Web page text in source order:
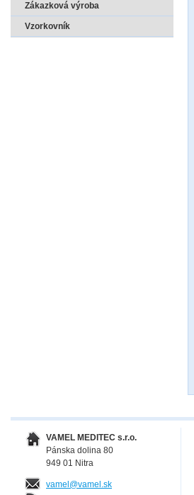
Zákazková výroba
Vzorkovník
VAMEL MEDITEC s.r.o.
Pánska dolina 80
949 01 Nitra
vamel@vamel.sk